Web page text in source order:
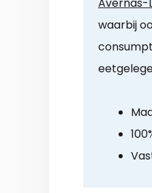
Avernas-
waarbij